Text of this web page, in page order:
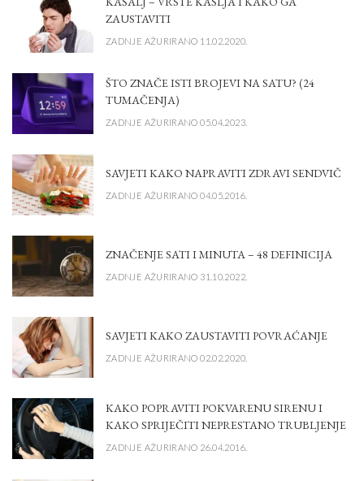
ZAUSTAVITI
ZADNJE AŽURIRANO 11.02.2020.
ŠTO ZNAČE ISTI BROJEVI NA SATU? (24
TUMAČENJA)
ZADNJE AŽURIRANO 05.04.2023.
SAVJETI KAKO NAPRAVITI ZDRAVI SENDVIČ
ZADNJE AŽURIRANO 04.05.2016.
ZNAČENJE SATI I MINUTA – 48 DEFINICIJA
ZADNJE AŽURIRANO 31.10.2022.
SAVJETI KAKO ZAUSTAVITI POVRAĆANJE
ZADNJE AŽURIRANO 02.02.2020.
KAKO POPRAVITI POKVARENU SIRENU I
KAKO SPRIJEČITI NEPRESTANO TRUBLJENJE
ZADNJE AŽURIRANO 26.04.2016.